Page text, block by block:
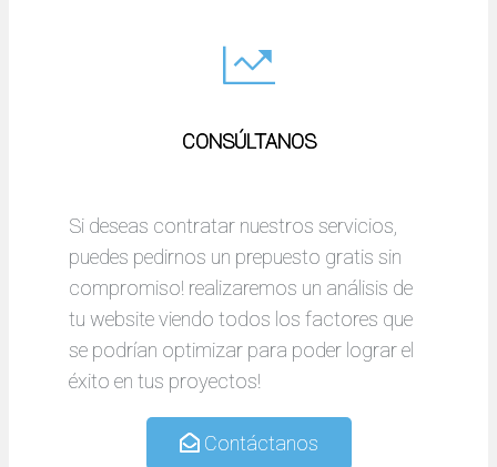
CONSÚLTANOS
Si deseas contratar nuestros servicios,
puedes pedirnos un prepuesto gratis sin
compromiso! realizaremos un análisis de
tu website viendo todos los factores que
se podrían optimizar para poder lograr el
éxito en tus proyectos!
Contáctanos